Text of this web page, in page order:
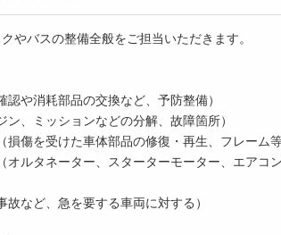
やバスの整備全般をご担当いただきます。
認や消耗部品の交換など、予防整備）
ン、ミッションなどの分解、故障箇所）
損傷を受けた車体部品の修復・再生、フレーム
オルタネーター、スターターモーター、エアコ
故など、急を要する車両に対する）